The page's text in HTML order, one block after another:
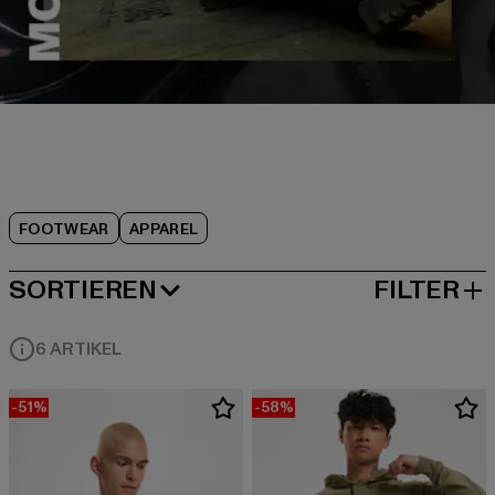
FOOTWEAR APPAREL
SORTIEREN
BELIEBTESTE FILTER
6 ARTIKEL
-51% -58%